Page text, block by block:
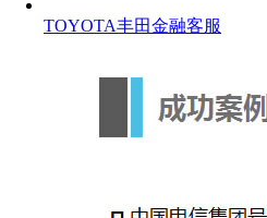
TOYOTA丰田金融客服